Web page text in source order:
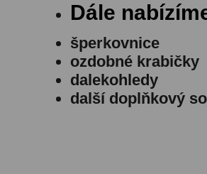
Dále
šperkovnice
ozdobné krabičky
dalekohledy
další doplňkový